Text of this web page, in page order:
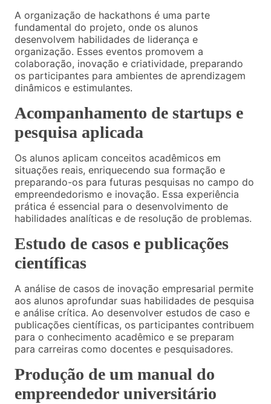
A organização de hackathons é uma parte
fundamental do projeto, onde os alunos
desenvolvem habilidades de liderança e
organização. Esses eventos promovem a
colaboração, inovação e criatividade, preparando
os participantes para ambientes de aprendizagem
dinâmicos e estimulantes.
Acompanhamento de startups e
pesquisa aplicada
Os alunos aplicam conceitos acadêmicos em
situações reais, enriquecendo sua formação e
preparando-os para futuras pesquisas no campo do
empreendedorismo e inovação. Essa experiência
prática é essencial para o desenvolvimento de
habilidades analíticas e de resolução de problemas.
Estudo de casos e publicações
científicas
A análise de casos de inovação empresarial permite
aos alunos aprofundar suas habilidades de pesquisa
e análise crítica. Ao desenvolver estudos de caso e
publicações científicas, os participantes contribuem
para o conhecimento acadêmico e se preparam
para carreiras como docentes e pesquisadores.
Produção de um manual do
empreendedor universitário